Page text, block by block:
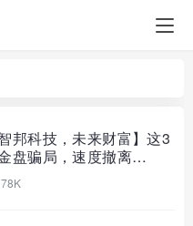
邦科技，未来财富】这3
盘骗局，速度撤离…